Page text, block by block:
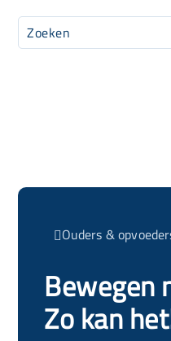
Ouders &
Bewegen
Zo kan